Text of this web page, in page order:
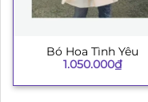
Bó Hoa Tình Yêu
1.050.000₫